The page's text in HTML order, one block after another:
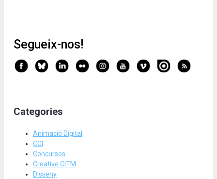
Segueix-nos!
Categories
Animació Digital
CGI
Concursos
Creative CITM
Disseny